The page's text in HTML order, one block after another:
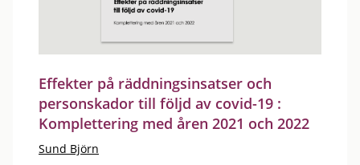
Effekter på räddningsinsatser och
personskador till följd av covid-19 :
Komplettering med åren 2021 och 2022
Sund Björn